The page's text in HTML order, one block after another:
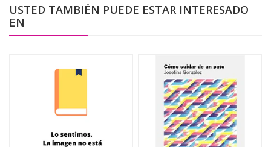
USTED TAMBIÉN PUEDE ESTAR INTERESADO
EN